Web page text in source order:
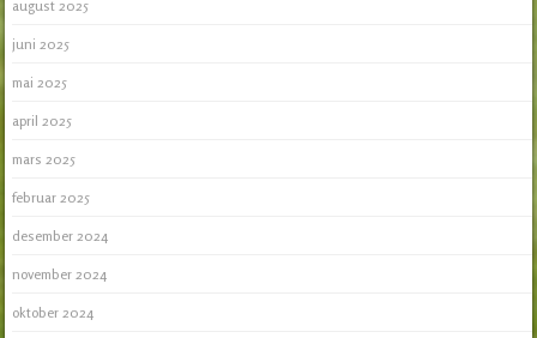
august 2025
juni 2025
mai 2025
april 2025
mars 2025
februar 2025
desember 2024
november 2024
oktober 2024